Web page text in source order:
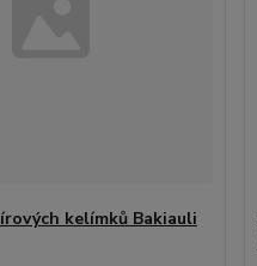
kelímků Bakiauli